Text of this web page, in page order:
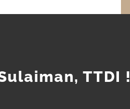
TTDI !